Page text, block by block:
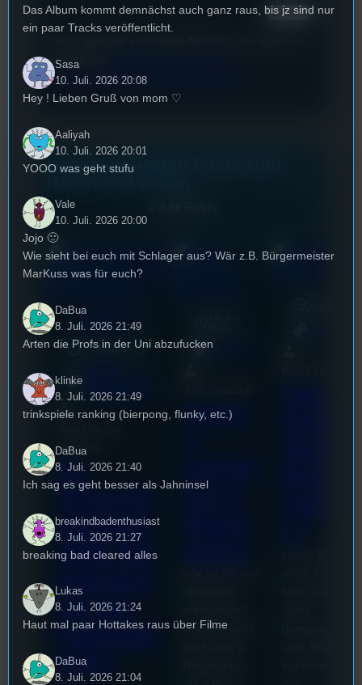
reduzieren.
Kommentardaten verarbeitet werden.
Unsere neuesten Posts zum
mic
Rund um die
U(h)R
3. August 2026
Interview
Veranstaltungen
Nguyen
44.
Stummfil
mwoche
2026: Ein
Interview
mit der
Festivalle
iterin
Allgemein
Techn
ive in
Und wie sieht
Das Album kommt demnächst auch ganz raus, bis jz sind nur
ein paar Tracks veröffentlicht.
Sasa
10. Juli. 2026 20:08
Hey ! Lieben Gruß von mom ♡
Aaliyah
10. Juli. 2026 20:01
YOOO was geht stufu
Vale
10. Juli. 2026 20:00
Jojo 🙂
Wie sieht bei euch mit Schlager aus? Wär z.B. Bürgermeister
MarKuss was für euch?
DaBua
8. Juli. 2026 21:49
Arten die Profs in der Uni abzufucken
klinke
8. Juli. 2026 21:49
trinkspiele ranking (bierpong, flunky, etc.)
DaBua
8. Juli. 2026 21:40
Ich sag es geht besser als Jahninsel
breakindbadenthusiast
8. Juli. 2026 21:27
breaking bad cleared alles
Lukas
8. Juli. 2026 21:24
Haut mal paar Hottakes raus über Filme
DaBua
8. Juli. 2026 21:04